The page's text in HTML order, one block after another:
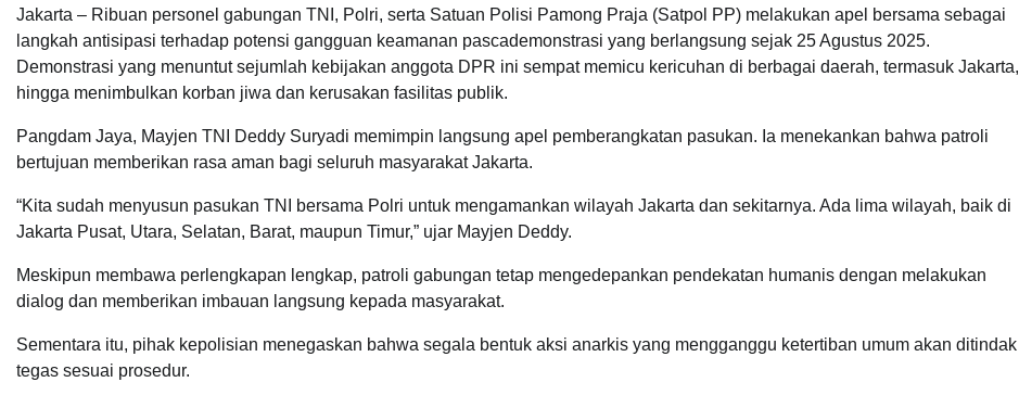
Jakarta – Ribuan personel gabungan TNI, Polri, serta Satuan Polisi Pamong Praja (Satpol PP) melakukan apel bersama sebagai
langkah antisipasi terhadap potensi gangguan keamanan pascademonstrasi yang berlangsung sejak 25 Agustus 2025.
Demonstrasi yang menuntut sejumlah kebijakan anggota DPR ini sempat memicu kericuhan di berbagai daerah, termasuk Jakarta,
hingga menimbulkan korban jiwa dan kerusakan fasilitas publik.
Pangdam Jaya, Mayjen TNI Deddy Suryadi memimpin langsung apel pemberangkatan pasukan. Ia menekankan bahwa patroli
bertujuan memberikan rasa aman bagi seluruh masyarakat Jakarta.
“Kita sudah menyusun pasukan TNI bersama Polri untuk mengamankan wilayah Jakarta dan sekitarnya. Ada lima wilayah, baik di
Jakarta Pusat, Utara, Selatan, Barat, maupun Timur,” ujar Mayjen Deddy.
Meskipun membawa perlengkapan lengkap, patroli gabungan tetap mengedepankan pendekatan humanis dengan melakukan
dialog dan memberikan imbauan langsung kepada masyarakat.
Sementara itu, pihak kepolisian menegaskan bahwa segala bentuk aksi anarkis yang mengganggu ketertiban umum akan ditindak
tegas sesuai prosedur.